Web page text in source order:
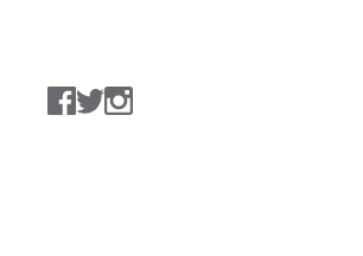
Facebook
TwitterInstagram